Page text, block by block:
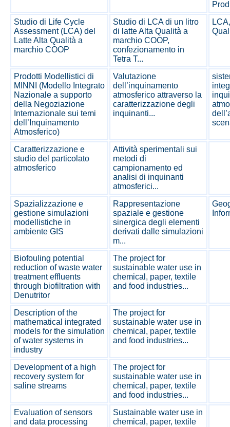
Studio di Life Cycle
Assessment (LCA) del
Latte Alta Qualità a
marchio COOP
Studio di LCA di un litro
di latte Alta Qualità a
marchio COOP,
confezionamento in
Tetra T...
Prodotti Modellistici di
MINNI (Modello Integrato
Nazionale a supporto
della Negoziazione
Internazionale sui temi
dell’Inquinamento
Atmosferico)
Valutazione
dell’inquinamento
atmosferico attraverso la
caratterizzazione degli
inquinanti...
Caratterizzazione e
studio del particolato
atmosferico
Attività sperimentali sui
metodi di
campionamento ed
analisi di inquinanti
atmosferici...
Spazializzazione e
gestione simulazioni
modellistiche in
ambiente GIS
Rappresentazione
spaziale e gestione
sinergica degli elementi
derivati dalle simulazioni
m...
Biofouling potential
reduction of waste water
treatment effluents
through biofiltration with
Denutritor
The project for
sustainable water use in
chemical, paper, textile
and food industries...
Description of the
mathematical integrated
models for the simulation
of water systems in
industry
The project for
sustainable water use in
chemical, paper, textile
and food industries...
Development of a high
recovery system for
saline streams
The project for
sustainable water use in
chemical, paper, textile
and food industries...
Evaluation of sensors
and data processing
Sustainable water use in
chemical, paper, textile